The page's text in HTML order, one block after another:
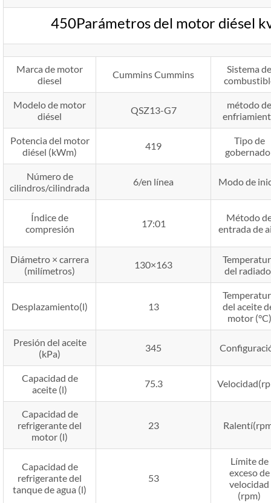
450Parámetros del motor diésel
Marca de motor
diesel
Cummins Cummins
Sistema de
Modelo de motor
diésel
QSZ13-G7
método de
Potencia del motor
diésel (kWm)
419
Tipo de
Número de
cilindros/cilindrada
6/en línea Modo de
Índice de
compresión
17:01
Método
entrada de
Diámetro × carrera
(milímetros)
130×163
del
Desplazamiento(l) 13
del aceite
motor (°C)
Presión del aceite
(kPa)
345
Capacidad de
aceite (l)
75.3
Capacidad de
refrigerante del
motor (l)
23
Capacidad de
refrigerante del
tanque de agua (l)
53
Límite de
exceso de
velocidad
(rpm)